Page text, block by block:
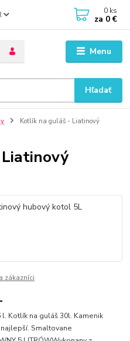
Menu
Hľadať
0 ks
za 0 €
Kotlík na guláš - Liatinový
zákazníci
Kotlík na guláš 30l. Kamenik
Smaltovane